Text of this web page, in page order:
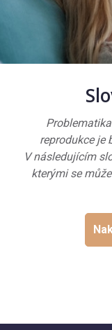
reprodukce je
V následujícím
kterými se